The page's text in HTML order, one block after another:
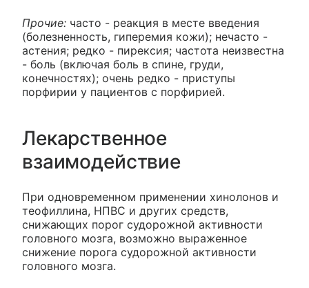
Прочие: часто - реакция в месте введения
(болезненность, гиперемия кожи); нечасто -
астения; редко - пирексия; частота неизвестна
- боль (включая боль в спине, груди,
конечностях); очень редко - приступы
порфирии у пациентов с порфирией.
Лекарственное
взаимодействие
При одновременном применении хинолонов и
теофиллина, НПВС и других средств,
снижающих порог судорожной активности
головного мозга, возможно выраженное
снижение порога судорожной активности
головного мозга.